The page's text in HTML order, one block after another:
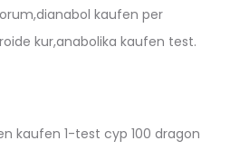
kaufen per
kur,anabolika kaufen test.
kaufen 1-test cyp 100 dragon